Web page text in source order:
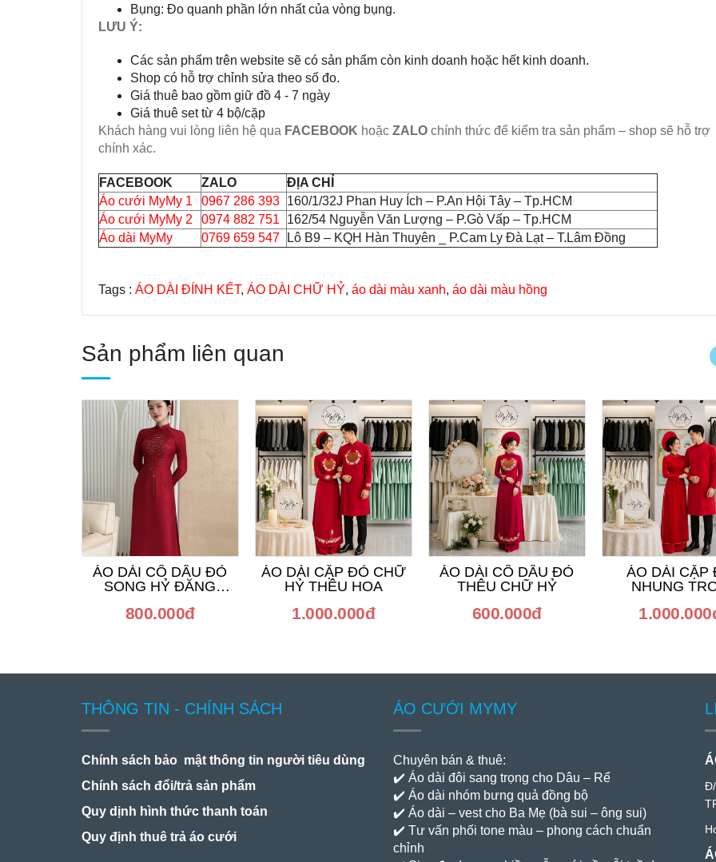
Bụng: Đo quanh phần lớn nhất của vòng bụng.
LƯU Ý:
Các sản phẩm trên website sẽ có sản phẩm còn kinh doanh hoặc hết kinh doanh.
Shop có hỗ trợ chỉnh sửa theo số đo.
Giá thuê bao gồm giữ đồ 4 - 7 ngày
Giá thuê set từ 4 bộ/cặp
Khách hàng vui lòng liên hệ qua FACEBOOK hoặc ZALO chính thức để kiểm tra sản phẩm – shop sẽ hỗ trợ
chính xác.
FACEBOOK ZALO
ĐỊA CHỈ
Áo cưới MyMy 1
0967 286 393 160/1/32J Phan Huy Ích – P.An Hội Tây – Tp.HCM
Áo cưới MyMy 2
0974 882 751
162/54 Nguyễn Văn Lượng – P.Gò Vấp – Tp.HCM
Áo dài MyMy
0769 659 547 Lô B9 – KQH Hàn Thuyên _ P.Cam Ly Đà Lạt – T.Lâm Đồng
Tags : ÁO DÀI ĐÍNH KẾT, ÁO DÀI CHỮ HỶ, áo dài màu xanh, áo dài màu hồng
Sản phẩm liên quan
ÁO DÀI CÔ DÂU ĐỎ
SONG HỶ ĐĂNG
800.000đ
ÁO DÀI CẶP ĐỎ CHỮ
HỶ THÊU HOA
1.000.000đ
ÁO DÀI CÔ DÂU ĐỎ
THÊU CHỮ HỶ
600.000đ
ÁO DÀI CẶP
NHUNG
THÔNG TIN - CHÍNH SÁCH
Chính sách bảo mật thông tin người tiêu dùng
Chính sách đổi/trả sản phẩm
Quy dịnh hình thức thanh toán
Quy định thuê trả áo cưới
ÁO CƯỚI MYMY
Chuyên bán & thuê:
✔️ Áo dài đôi sang trọng cho Dâu – Rể
✔️ Áo dài nhóm bưng quả đồng bộ
✔️ Áo dài – vest cho Ba Mẹ (bà sui – ông sui)
✔️ Tư vấn phối tone màu – phong cách chuẩn
chỉnh